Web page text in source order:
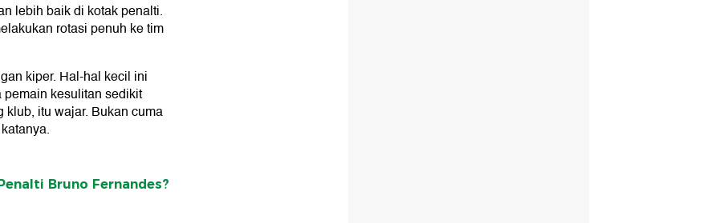
lebih baik di kotak penalti.
rotasi penuh ke tim
kiper. Hal-hal kecil ini
kesulitan sedikit
itu wajar. Bukan cuma
Bruno Fernandes?